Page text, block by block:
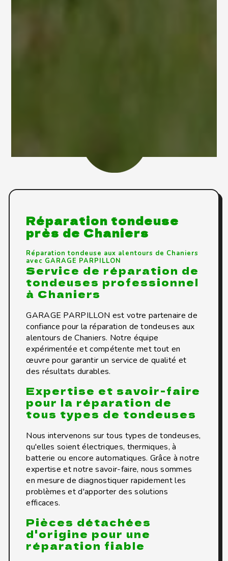
Réparation tondeuse
près de Chaniers
Réparation tondeuse aux alentours de Chaniers
avec GARAGE PARPILLON
Service de réparation de
tondeuses professionnel
à Chaniers
GARAGE PARPILLON est votre partenaire de
confiance pour la réparation de tondeuses aux
alentours de Chaniers. Notre équipe
expérimentée et compétente met tout en
œuvre pour garantir un service de qualité et
des résultats durables.
Expertise et savoir-faire
pour la réparation de
tous types de tondeuses
Nous intervenons sur tous types de tondeuses,
qu'elles soient électriques, thermiques, à
batterie ou encore automatiques. Grâce à notre
expertise et notre savoir-faire, nous sommes
en mesure de diagnostiquer rapidement les
problèmes et d'apporter des solutions
efficaces.
Pièces détachées
d'origine pour une
réparation fiable